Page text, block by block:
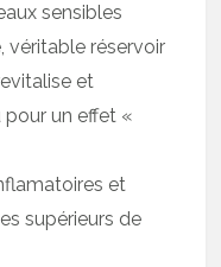
sensibles
véritable réservoir
et
pour un effet «
et
supérieurs de